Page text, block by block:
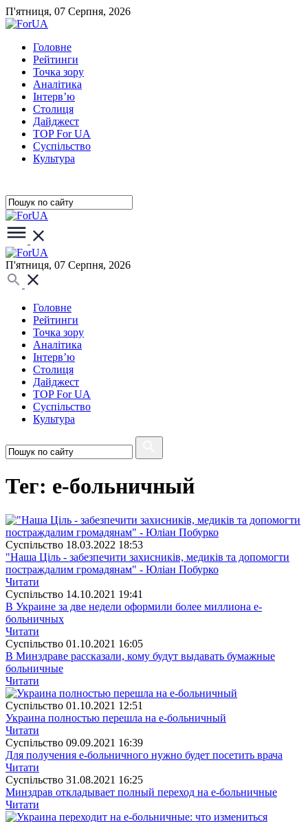
П'ятниця, 07 Серпня, 2026
Головне
Рейтинги
Точка зору
Аналітика
Інтерв’ю
Столиця
Дайджест
TOP For UA
Суспiльство
Культура
П'ятниця, 07 Серпня, 2026
Головне
Рейтинги
Точка зору
Аналітика
Інтерв’ю
Столиця
Дайджест
TOP For UA
Суспiльство
Культура
Тег: е-больничный
Суспiльство 18.03.2022 18:53
"Наша Ціль - забезпечити захисників, медиків та допомогти
постраждалим громадянам" - Юліан Побурко
Читати
Суспiльство 14.10.2021 19:41
В Украине за две недели оформили более миллиона е-
больничных
Читати
Суспiльство 01.10.2021 16:05
В Минздраве рассказали, кому будут выдавать бумажные
больничные
Читати
Суспiльство 01.10.2021 12:51
Украина полностью перешла на е-больничный
Читати
Суспiльство 09.09.2021 16:39
Для получения е-больничного нужно будет посетить врача
Читати
Суспiльство 31.08.2021 16:25
Минздрав откладывает полный переход на е-больничные
Читати